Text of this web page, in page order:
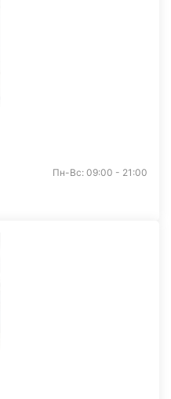
Пн-Вс: 09:00 - 21:00